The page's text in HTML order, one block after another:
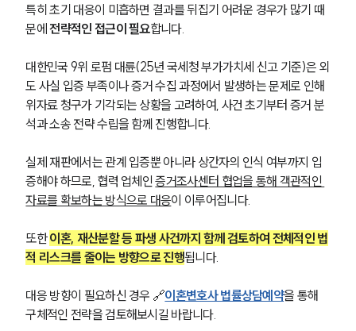
특히 초기 대응이 미흡하면 결과를 뒤집기 어려운 경우가 많기 때
문에 전략적인 접근이 필요합니다.
대한민국 9위 로펌 대륜(25년 국세청 부가가치세 신고 기준)은 외
도 사실 입증 부족이나 증거 수집 과정에서 발생하는 문제로 인해
위자료 청구가 기각되는 상황을 고려하여, 사건 초기부터 증거 분
석과 소송 전략 수립을 함께 진행합니다.
실제 재판에서는 관계 입증뿐 아니라 상간자의 인식 여부까지 입
증해야 하므로, 협력 업체인 증거조사센터 협업을 통해 객관적인
자료를 확보하는 방식으로 대응이 이루어집니다.
또한 이혼, 재산분할 등 파생 사건까지 함께 검토하여 전체적인 법
적 리스크를 줄이는 방향으로 진행됩니다.
대응 방향이 필요하신 경우 🔗이혼변호사 법률상담예약을 통해
구체적인 전략을 검토해보시길 바랍니다.